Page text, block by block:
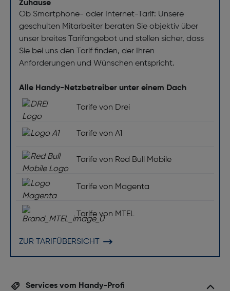
Zuhause
Ob Smartphone- oder Internet-Tarif: Unsere
geschulten Mitarbeiter beraten Sie objektiv über
unser breites Tarifangebot und stellen sicher, dass
Sie bei uns den Tarif finden, der Ihren
Anforderungen und Wünschen entspricht.
Alle Handy-Netzbetreiber unter einem Dach
Tarife von Drei
Tarife von A1
Tarife von Red Bull Mobile
Tarife von Magenta
Tarife von MTEL
ZUR TARIFÜBERSICHT
Services vom Handy-Profi